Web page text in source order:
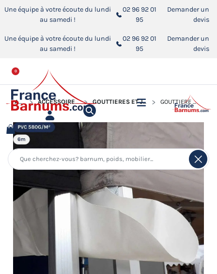
Une équipe à votre écoute du lundi
au samedi !
02 96 92 01
95
Demander un
devis
Une équipe à votre écoute du lundi
au samedi !
02 96 92 01
95
Demander un
devis
0
ACCUEIL ACCESSOIRES POUR BARNUMS PLIANTS GOUTTIÈRES ET JONCTIONS POUR BARNUM PLIANT GOUTTIÈRE DE 6M EN PVC 580GR/M²